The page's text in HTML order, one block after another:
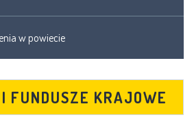
w powiecie
FUNDUSZE KRAJOWE